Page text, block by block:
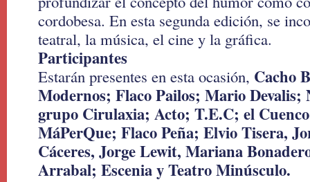
cordobesa. En esta segunda edición, se
teatral, la música, el cine y la gráfica.
Participantes
Estarán presentes en esta ocasión, Cacho
Modernos; Flaco Pailos; Mario Devalis;
grupo Cirulaxia; Acto; T.E.C; el
MáPerQue; Flaco Peña; Elvio Tisera,
Cáceres, Jorge Lewit, Mariana
Arrabal; Escenia y Teatro Minúsculo.